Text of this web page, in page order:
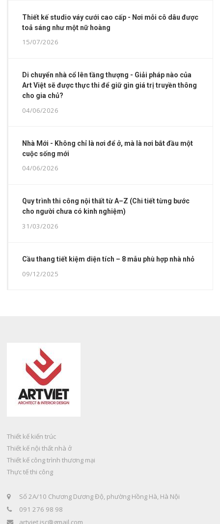
Thiết kế studio váy cưới cao cấp - Nơi mỗi cô dâu được
toả sáng như một nữ hoàng
15/07/2026
Di chuyển nhà cổ lên tầng thượng - Giải pháp nào của
Art Việt sẽ được thực thi để giữ gìn giá trị truyền thông
cho gia chủ?
04/06/2026
Nhà Mới - Không chỉ là nơi để ở, mà là nơi bắt đầu một
cuộc sống mới
04/06/2026
Quy trình thi công nội thất từ A–Z (Chi tiết từng bước
cho người chưa có kinh nghiệm)
31/03/2026
Cầu thang tiết kiệm diện tích – 8 mẫu phù hợp nhà nhỏ
09/12/2025
Thiết kế kiến trúc
Thiết kế nội thất nhà ở
Thiết kế công trình thương mại
Thực tế thi công
Số 2A/10 Chương Dương Độ, phường Hồng Hà, Hà Nội
091 276 98 98
artviet.jsc@gmail.com